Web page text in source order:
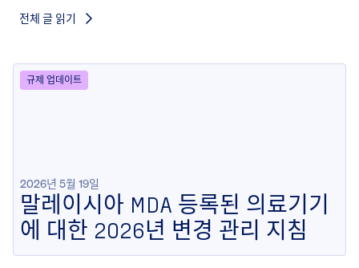
전체 글 읽기
규제 업데이트
2026년 5월 19일
말레이시아 MDA 등록된 의료기기
에 대한 2026년 변경 관리 지침